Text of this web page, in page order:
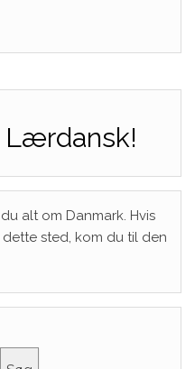
alt om Danmark. Hvis
sted, kom du til den